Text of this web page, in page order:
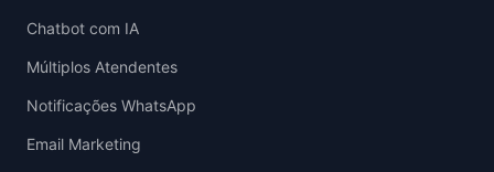
Chatbot com IA
Múltiplos Atendentes
Notificações WhatsApp
Email Marketing